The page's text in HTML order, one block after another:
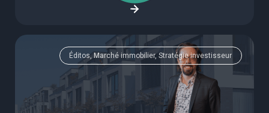
Éditos, Marché immobilier, Stratégie investisseur